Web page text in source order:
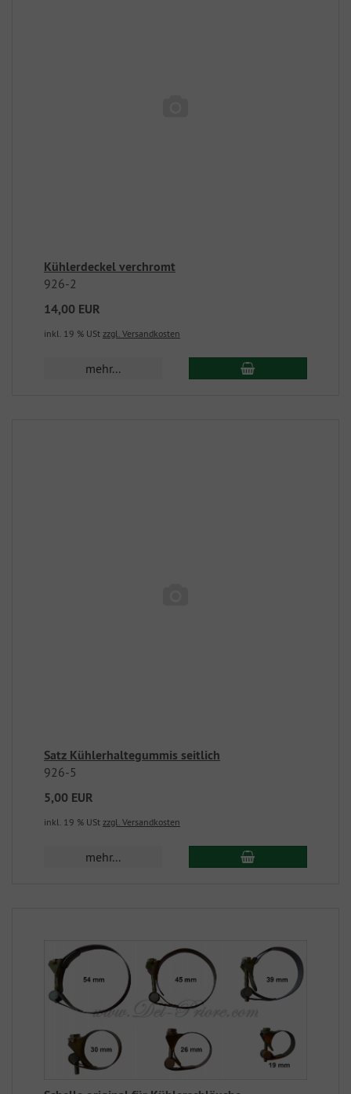
Kühlerdeckel verchromt
926-2
14,00 EUR
inkl. 19 % USt zzgl. Versandkosten
mehr...
Satz Kühlerhaltegummis seitlich
926-5
5,00 EUR
inkl. 19 % USt zzgl. Versandkosten
mehr...